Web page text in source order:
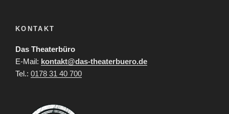
KONTAKT
Das Theaterbüro
E-Mail: kontakt@das-theaterbuero.de
Tel.: 0178 31 40 700